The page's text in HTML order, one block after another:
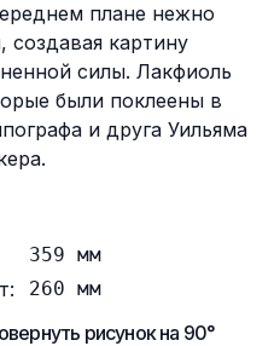
плане нежно
создавая картину
силы. Лакфиоль
были поклеены в
и друга Уильяма
359 мм
260 мм
рисунок на 90°